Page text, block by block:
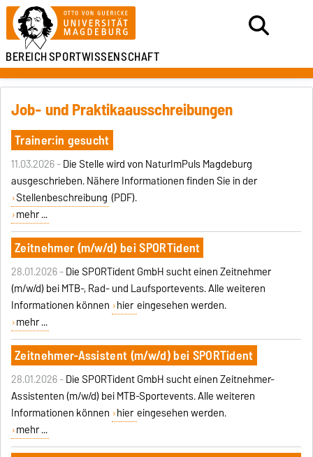
BEREICHSPORTWISSENSCHAFT
Job- und Praktikaausschreibungen
Trainer:in gesucht
11.03.2026 -Die Stelle wird von NaturImPuls Magdeburg
ausgeschrieben. Nähere Informationen finden Sie in der
Stellenbeschreibung (PDF).
mehr ...
Zeitnehmer (m/w/d) bei SPORTident
28.01.2026 -Die SPORTident GmbH sucht einen Zeitnehmer
(m/w/d) bei MTB-, Rad- und Laufsportevents. Alle weiteren
Informationen können hier eingesehen werden.
mehr ...
Zeitnehmer-Assistent (m/w/d) bei SPORTident
28.01.2026 -Die SPORTident GmbH sucht einen Zeitnehmer-
Assistenten (m/w/d) bei MTB-Sportevents. Alle weiteren
Informationen können hier eingesehen werden.
mehr ...